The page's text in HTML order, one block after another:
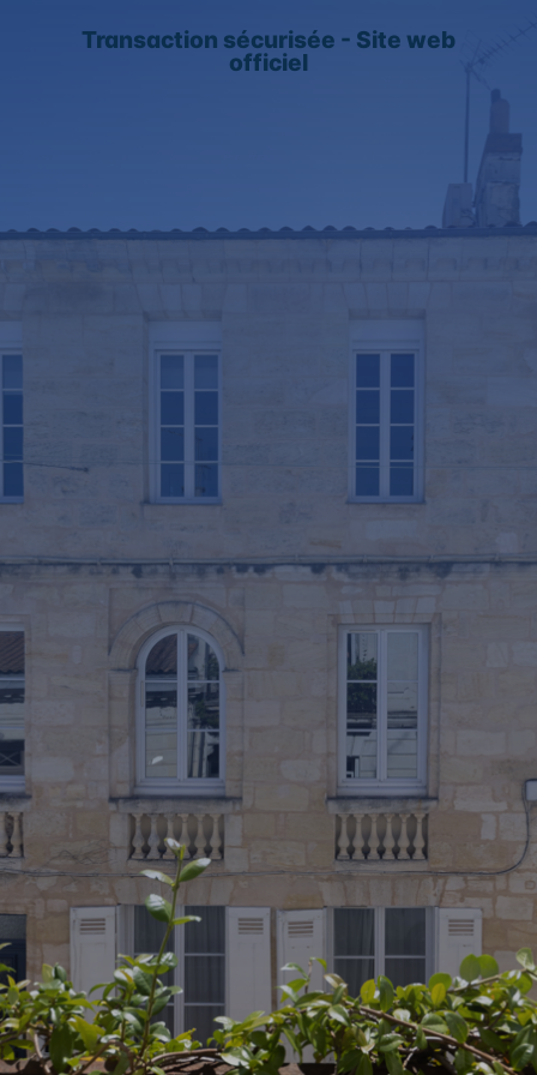
Transaction sécurisée - Site web
officiel